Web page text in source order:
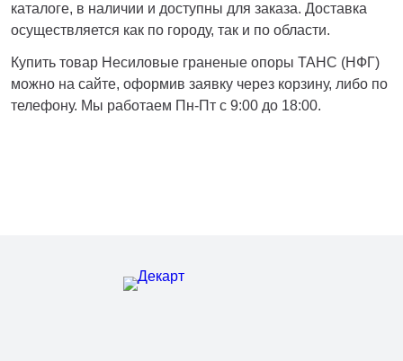
каталоге, в наличии и доступны для заказа. Доставка
осуществляется как по городу, так и по области.
Купить товар Несиловые граненые опоры ТАНС (НФГ)
можно на сайте, оформив заявку через корзину, либо по
телефону. Мы работаем Пн-Пт с 9:00 до 18:00.